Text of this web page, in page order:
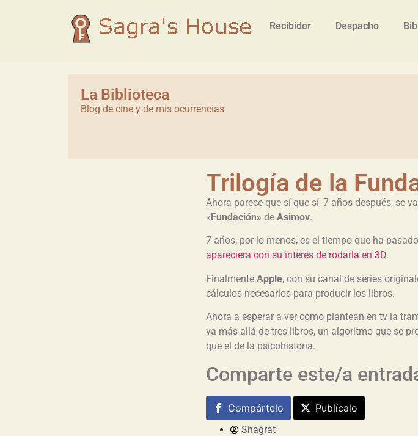
Recibidor Despacho
La Biblioteca
Blog de cine y de mis ocurrencias
Trilogía de la
Ahora parece que sí que sí, 7 años después, se
«Fundación» de Asimov.
7 años, por lo menos, es el tiempo que ha
apareciera con su interés de rodarla en 3D.
Finalmente Apple, con su canal de series
cálculos necesarios para producir los libros.
Ahora a esperar a ver como plantean en tv la
va más allá de tres libros, un algoritmo que se
que el de la psicohistoria.
Comparte este/a
Compártelo Publícalo
Shagrat